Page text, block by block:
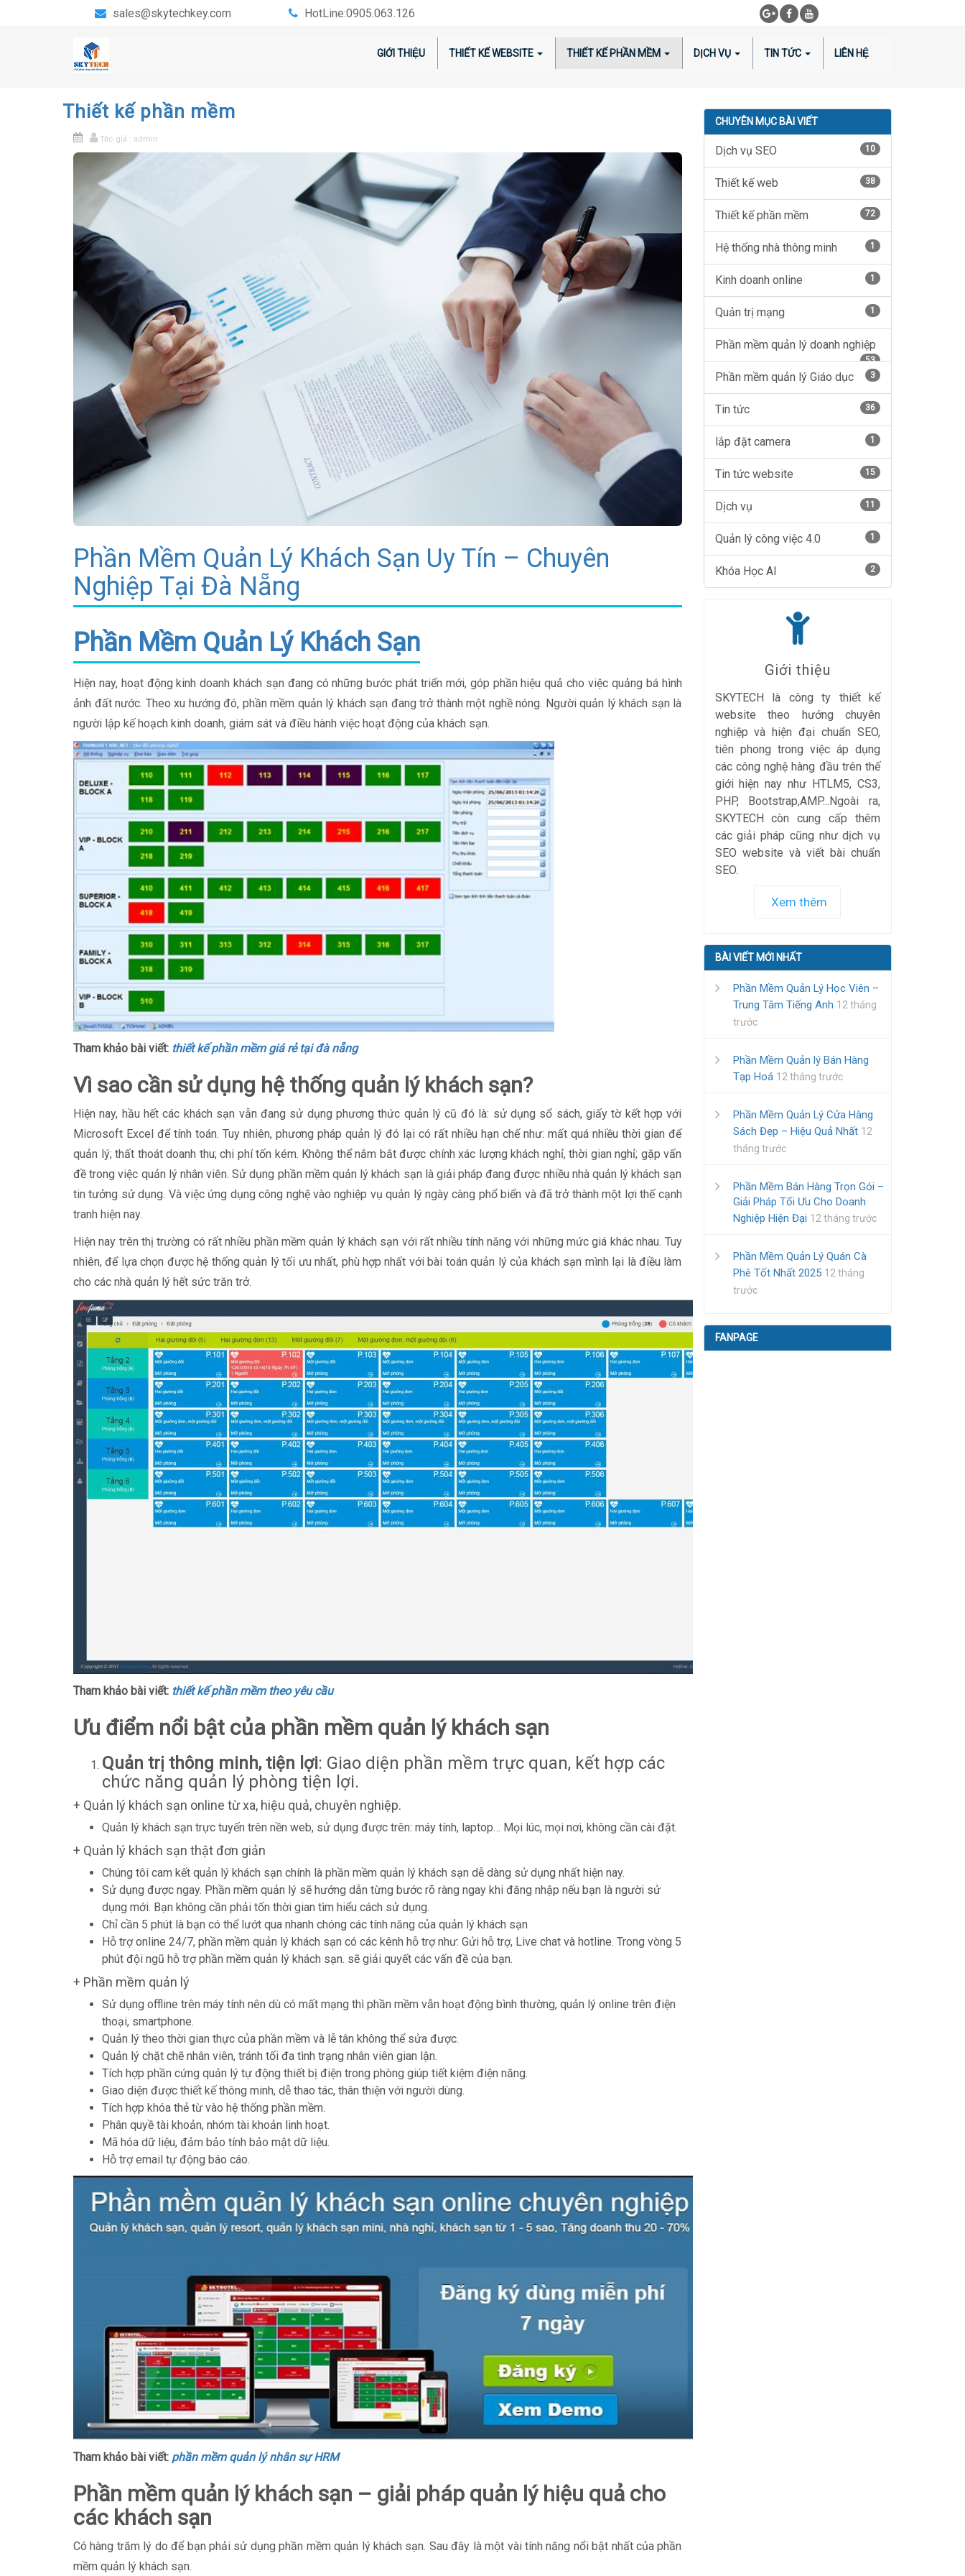
sales@skytechkey.com HotLine:0905.063.126
GIỚI THIỆU THIẾT KẾ WEBSITE THIẾT KẾ PHẦN MỀM DỊCH VỤ TIN TỨC LIÊN HỆ
Thiết kế phần mềm
Tác giả : admin
Phần Mềm Quản Lý Khách Sạn Uy Tín – Chuyên
Nghiệp Tại Đà Nẵng
Phần Mềm Quản Lý Khách Sạn
Hiện nay, hoạt động kinh doanh khách sạn đang có những bước phát triển mới, góp phần hiệu quả cho việc quảng bá hình
ảnh đất nước. Theo xu hướng đó, phần mềm quản lý khách sạn đang trở thành một nghề nóng. Người quản lý khách sạn là
người lập kế hoạch kinh doanh, giám sát và điều hành việc hoạt động của khách sạn.
Tham khảo bài viết: thiết kế phần mềm giá rẻ tại đà nẵng
Vì sao cần sử dụng hệ thống quản lý khách sạn?
Hiện nay, hầu hết các khách sạn vẫn đang sử dụng phương thức quản lý cũ đó là: sử dụng sổ sách, giấy tờ kết hợp với
Microsoft Excel để tính toán. Tuy nhiên, phương pháp quản lý đó lại có rất nhiều hạn chế như: mất quá nhiều thời gian để
quản lý; thất thoát doanh thu; chi phí tốn kém. Không thể nắm bắt được chính xác lượng khách nghỉ, thời gian nghỉ; gặp vấn
đề trong việc quản lý nhân viên. Sử dụng phần mềm quản lý khách sạn là giải pháp đang được nhiều nhà quản lý khách sạn
tin tưởng sử dụng. Và việc ứng dụng công nghệ vào nghiệp vụ quản lý ngày càng phổ biển và đã trở thành một lợi thế cạnh
tranh hiện nay.
Hiện nay trên thị trường có rất nhiều phần mềm quản lý khách sạn với rất nhiều tính năng với những mức giá khác nhau. Tuy
nhiên, để lựa chọn được hệ thống quản lý tối ưu nhất, phù hợp nhất với bài toán quản lý của khách sạn mình lại là điều làm
cho các nhà quản lý hết sức trăn trở.
Tham khảo bài viết: thiết kế phần mềm theo yêu cầu
Ưu điểm nổi bật của phần mềm quản lý khách sạn
Quản trị thông minh, tiện lợi: Giao diện phần mềm trực quan, kết hợp các
chức năng quản lý phòng tiện lợi.
+ Quản lý khách sạn online từ xa, hiệu quả, chuyên nghiệp.
Quản lý khách sạn trực tuyến trên nền web, sử dụng được trên: máy tính, laptop… Mọi lúc, mọi nơi, không cần cài đặt.
+ Quản lý khách sạn thật đơn giản
Chúng tôi cam kết quản lý khách sạn chính là phần mềm quản lý khách sạn dễ dàng sử dụng nhất hiện nay.
Sử dụng được ngay. Phần mềm quản lý sẽ hướng dẫn từng bước rõ ràng ngay khi đăng nhập nếu bạn là người sử
dụng mới. Bạn không cần phải tốn thời gian tìm hiểu cách sử dụng.
Chỉ cần 5 phút là bạn có thể lướt qua nhanh chóng các tính năng của quản lý khách sạn
Hỗ trợ online 24/7, phần mềm quản lý khách sạn có các kênh hỗ trợ như: Gửi hỗ trợ, Live chat và hotline. Trong vòng 5
phút đội ngũ hỗ trợ phần mềm quản lý khách sạn. sẽ giải quyết các vấn đề của bạn.
+ Phần mềm quản lý
Sử dụng offline trên máy tính nên dù có mất mạng thì phần mềm vẫn hoạt động bình thường, quản lý online trên điện
thoại, smartphone.
Quản lý theo thời gian thực của phần mềm và lễ tân không thể sửa được.
Quản lý chặt chẽ nhân viên, tránh tối đa tình trạng nhân viên gian lận.
Tích hợp phần cứng quản lý tự động thiết bị điện trong phòng giúp tiết kiệm điện năng.
Giao diện được thiết kế thông minh, dễ thao tác, thân thiện với người dùng.
Tích hợp khóa thẻ từ vào hệ thống phần mềm.
Phân quyề tài khoản, nhóm tài khoản linh hoạt.
Mã hóa dữ liệu, đảm bảo tính bảo mật dữ liệu.
Hỗ trợ email tự động báo cáo.
Tham khảo bài viết: phần mềm quản lý nhân sự HRM
Phần mềm quản lý khách sạn – giải pháp quản lý hiệu quả cho
các khách sạn
Có hàng trăm lý do để bạn phải sử dụng phần mềm quản lý khách sạn. Sau đây là một vài tính năng nổi bật nhất của phần
mềm quản lý khách sạn.
CHUYÊN MỤC BÀI VIẾT
Dịch vụ SEO 10
Thiết kế web 38
Thiết kế phần mềm 72
Hệ thống nhà thông minh 1
Kinh doanh online 1
Quản trị mạng 1
Phần mềm quản lý doanh nghiệp
53
Phần mềm quản lý Giáo dục 3
Tin tức 36
lắp đặt camera 1
Tin tức website 15
Dịch vụ 11
Quản lý công việc 4.0 1
Khóa Học AI 2
Giới thiệu
SKYTECH là công ty thiết kế
website theo hướng chuyên
nghiệp và hiện đại chuẩn SEO,
tiên phong trong việc áp dụng
các công nghệ hàng đầu trên thế
giới hiện nay như HTLM5, CS3,
PHP, Bootstrap,AMP...Ngoài ra,
SKYTECH còn cung cấp thêm
các giải pháp cũng như dịch vụ
SEO website và viết bài chuẩn
SEO.
Xem thêm
BÀI VIẾT MỚI NHẤT
Phần Mềm Quản Lý Học Viên –
Trung Tâm Tiếng Anh 12 tháng
trước
Phần Mềm Quản lý Bán Hàng
Tạp Hoá 12 tháng trước
Phần Mềm Quản Lý Cửa Hàng
Sách Đẹp – Hiệu Quả Nhất 12
tháng trước
Phần Mềm Bán Hàng Trọn Gói –
Giải Pháp Tối Ưu Cho Doanh
Nghiệp Hiện Đại 12 tháng trước
Phần Mềm Quản Lý Quán Cà
Phê Tốt Nhất 2025 12 tháng
trước
FANPAGE